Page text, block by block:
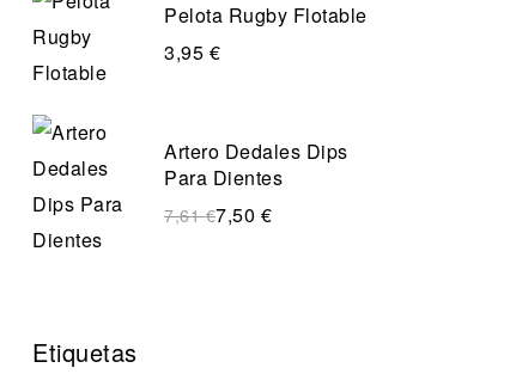
Pelota Rugby Flotable
3,95 €
Artero Dedales Dips
Para Dientes
7,61€7,50 €
Etiquetas